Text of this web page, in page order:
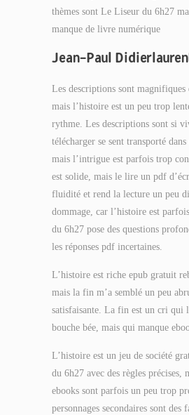
thèmes sont Le Liseur du 6h27
manque de livre numérique
Jean-Paul
Les descriptions sont magnifiques
mais l’histoire est un peu trop
rythme. Les descriptions sont si
télécharger se sent transporté
mais l’intrigue est parfois trop
est solide, mais le lire un pdf
fluidité et rend la lecture un peu
dommage, car l’histoire est
du 6h27 pose des questions
les réponses pdf incertaines.
L’histoire est riche epub gratuit
mais la fin m’a semblé un peu
satisfaisante. La fin est un cri qui
bouche bée, mais qui manque
L’histoire est un jeu de société
du 6h27 avec des règles précises,
ebooks sont parfois un peu trop
personnages secondaires sont des